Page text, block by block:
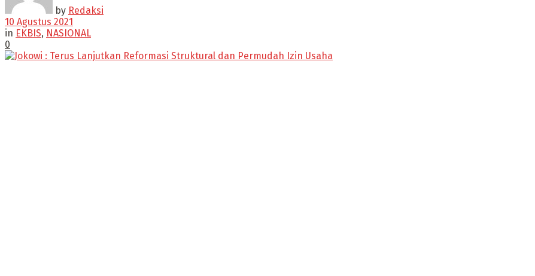
by Redaksi
10 Agustus 2021
in EKBIS, NASIONAL
0